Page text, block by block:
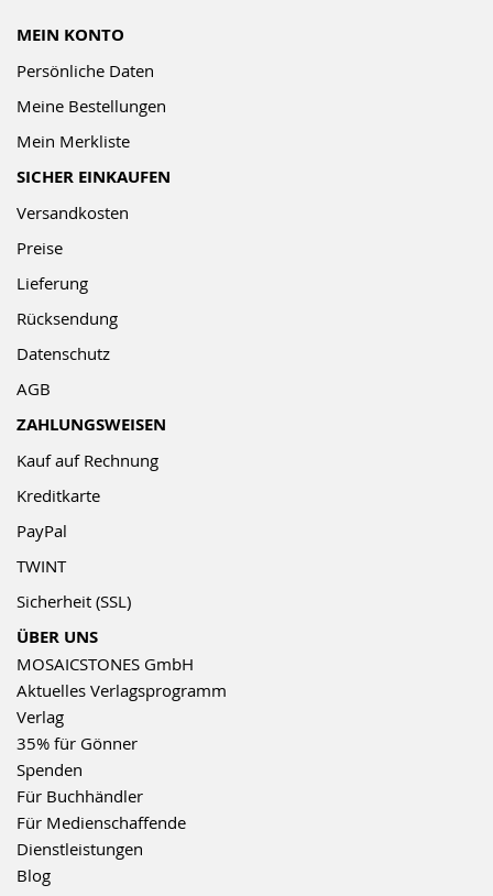
MEIN KONTO
Persönliche Daten
Meine Bestellungen
Mein Merkliste
SICHER EINKAUFEN
Versandkosten
Preise
Lieferung
Rücksendung
Datenschutz
AGB
ZAHLUNGSWEISEN
Kauf auf Rechnung
Kreditkarte
PayPal
TWINT
Sicherheit (SSL)
ÜBER UNS
MOSAICSTONES GmbH
Aktuelles Verlagsprogramm
Verlag
35% für Gönner
Spenden
Für Buchhändler
Für Medienschaffende
Dienstleistungen
Blog